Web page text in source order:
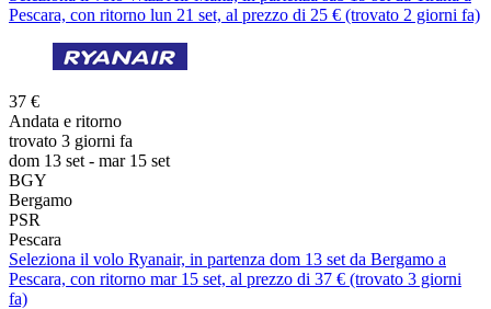
Pescara, con ritorno lun 21 set, al prezzo di 25 € (trovato 2 giorni fa)
37 €
Andata e ritorno
trovato 3 giorni fa
dom 13 set - mar 15 set
BGY
Bergamo
PSR
Pescara
Seleziona il volo Ryanair, in partenza dom 13 set da Bergamo a
Pescara, con ritorno mar 15 set, al prezzo di 37 € (trovato 3 giorni
fa)